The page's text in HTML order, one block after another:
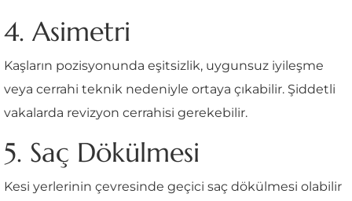
4. Asimetri
Kaşların pozisyonunda eşitsizlik, uygunsuz iyileşme
veya cerrahi teknik nedeniyle ortaya çıkabilir. Şiddetli
vakalarda revizyon cerrahisi gerekebilir.
5. Saç Dökülmesi
Kesi yerlerinin çevresinde geçici saç dökülmesi olabilir